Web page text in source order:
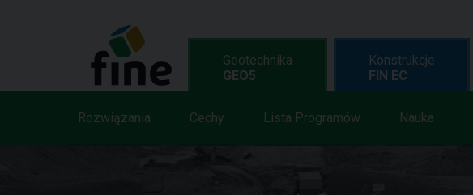
Geotechnika
GEO5
Rozwiązania Cechy Lista Programów Nauka
Konstrukcje
FIN EC